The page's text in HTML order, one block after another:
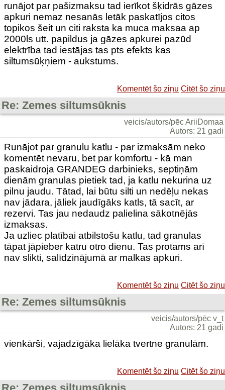
runājot par pašizmaksu tad ierīkot šķidrās gāzes
apkuri nemaz nesanās letāk paskatījos citos
topikos šeit un citi raksta ka muca maksaa ap
2000ls utt. papildus ja gāzes apkurei pazūd
elektrība tad iestājas tas pts efekts kas
siltumsūķņiem - aukstums.
Komentēt šo ziņu Citēt šo ziņu
Re: Zemes siltumsūknis
veicis/autors/pēc AriiDomaa
Autors: 21 gadi
Runājot par granulu katlu - par izmaksām neko
komentēt nevaru, bet par komfortu - kā man
paskaidroja GRANDEG darbinieks, septiņām
dienām granulas pietiek tad, ja katlu nekurina uz
pilnu jaudu. Tātad, lai būtu silti un nedēļu nekas
nav jādara, jāliek jaudīgāks katls, tā sacīt, ar
rezervi. Tas jau nedaudz palielina sākotnējās
izmaksas.
Ja uzliec platībai atbilstošu katlu, tad granulas
tāpat jāpieber katru otro dienu. Tas protams arī
nav slikti, salīdzinājumā ar malkas apkuri.
Komentēt šo ziņu Citēt šo ziņu
Re: Zemes siltumsūknis
veicis/autors/pēc v_t
Autors: 21 gadi
vienkārši, vajadzīgāka lielāka tvertne granulām.
Komentēt šo ziņu Citēt šo ziņu